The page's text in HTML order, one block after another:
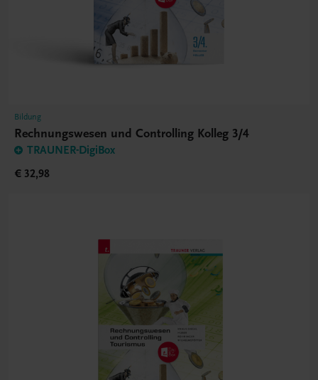
Bildung
Rechnungswesen und Controlling Kolleg 3/4
TRAUNER-DigiBox
€ 32,98